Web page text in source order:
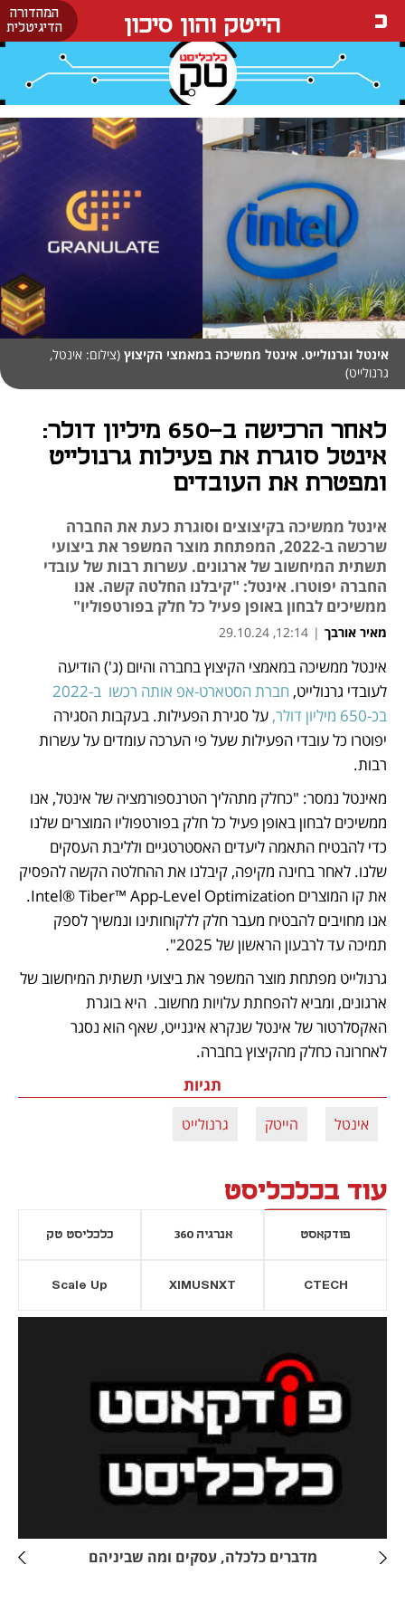
המהדורה
הדיגיטלית
הייטק והון סיכון
אינטל וגרנולייט. אינטל ממשיכה במאמצי הקיצוץ (צילום: אינטל,
גרנולייט)
לאחר הרכישה ב-650 מיליון דולר:
אינטל סוגרת את פעילות גרנולייט
ומפטרת את העובדים
אינטל ממשיכה בקיצוצים וסוגרת כעת את החברה
שרכשה ב-2022, המפתחת מוצר המשפר את ביצועי
תשתית המיחשוב של ארגונים. עשרות רבות של עובדי
החברה יפוטרו. אינטל: "קיבלנו החלטה קשה. אנו
ממשיכים לבחון באופן פעיל כל חלק בפורטפוליו"
מאיר אורבך |
12:14, 29.10.24
לעובדי גרנולייט,
בכ-650 מיליון דולר,
רבות.
תמיכה עד לרבעון הראשון של 2025".
לאחרונה כחלק מהקיצוץ בחברה.
תגיות
אינטל הייטק גרנולייט
עוד בכלכליסט
פודקאסט אנרגיה 360 כלכליסט טק
CTECH
XIMUSNXT
Scale Up
נפתח בכרטיסייה חדשה
מדברים כלכלה, עסקים ומה שביניהם
חדשה